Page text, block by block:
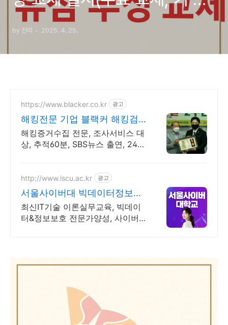
체 고객도 비용 환급, 알뜰폰)
by 진띠 2025. 4. 25.
https://www.blacker.co.kr 광고
해킹전문 기업 블랙커 해킹검
사 스파이앱 탐지 전문
해킹증거수집 전문, 조사서비스 대
상, 추적60분, SBS뉴스 출연, 24시
http://www.iscu.ac.kr 광고
서울사이버대 빅데이터정보보
호 2026 가을학기 신편입생
최신IT기술 이론실무교육, 빅데이
터&정보보호 전문가양성, 사이버